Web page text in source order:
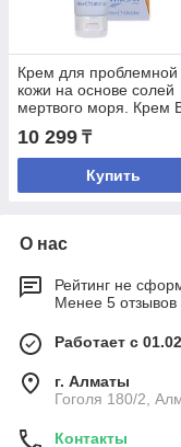
Крем для проблемной
кожи на основе солей
мертвого моря. Крем
10 299 ₸
Купить
О нас
Рейтинг не
Менее 5 отзывов
Работает с
г. Алматы
Гоголя 180/2,
Контакты